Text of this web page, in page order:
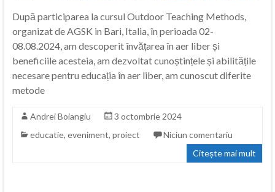
După participarea la cursul Outdoor Teaching Methods,
organizat de AGSK in Bari, Italia, în perioada 02-
08.08.2024, am descoperit învățarea în aer liber și
beneficiile acesteia, am dezvoltat cunoștințele și abilitățile
necesare pentru educația în aer liber, am cunoscut diferite
metode
Andrei Boiangiu
3 octombrie 2024
educatie, eveniment, proiect
Niciun comentariu
Citește mai mult